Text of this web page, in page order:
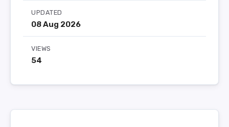
UPDATED
08 Aug 2026
VIEWS
54